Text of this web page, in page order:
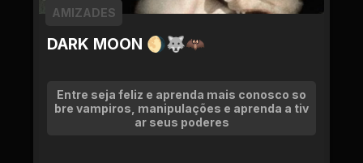
DARK MOON 🌖🐺🦇
AMIZADES
Entre seja feliz e aprenda mais conosco so
bre vampiros, manipulações e aprenda a tiv
ar seus poderes